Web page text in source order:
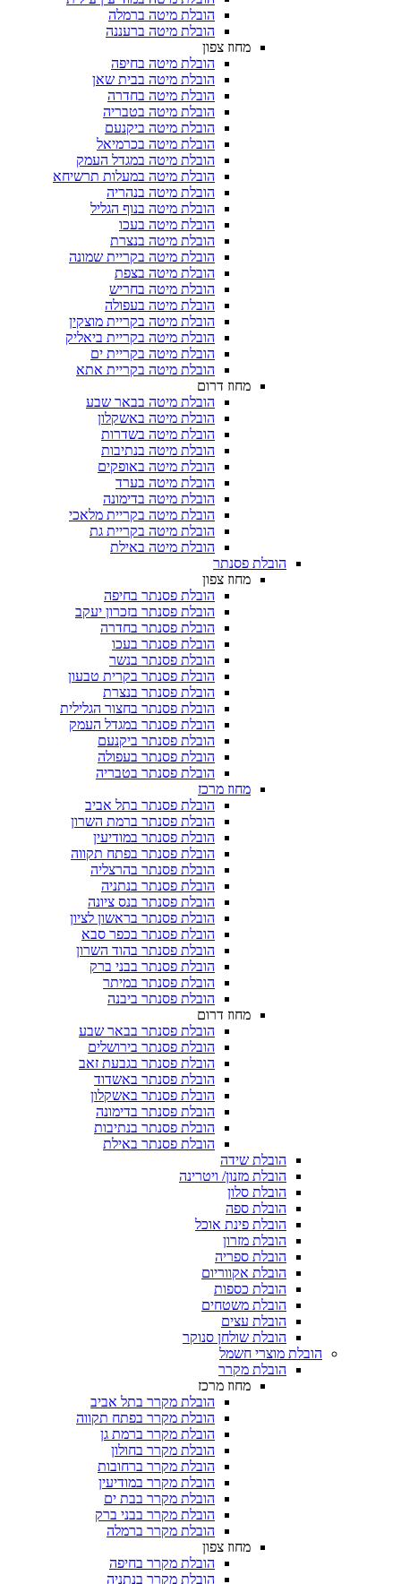
הובלת מיטה ברמלה
הובלת מיטה ברעננה
מחוז צפון
הובלת מיטה בחיפה
הובלת מיטה בבית שאן
הובלת מיטה בחדרה
הובלת מיטה בטבריה
הובלת מיטה ביקנעם
הובלת מיטה בכרמיאל
הובלת מיטה במגדל העמק
הובלת מיטה במעלות תרשיחא
הובלת מיטה בנהריה
הובלת מיטה בנוף הגליל
הובלת מיטה בעכו
הובלת מיטה בנצרת
הובלת מיטה בקריית שמונה
הובלת מיטה בצפת
הובלת מיטה בחריש
הובלת מיטה בעפולה
הובלת מיטה בקריית מוצקין
הובלת מיטה בקריית ביאליק
הובלת מיטה בקריית ים
הובלת מיטה בקריית אתא
מחוז דרום
הובלת מיטה בבאר שבע
הובלת מיטה באשקלון
הובלת מיטה בשדרות
הובלת מיטה בנתיבות
הובלת מיטה באופקים
הובלת מיטה בערד
הובלת מיטה בדימונה
הובלת מיטה בקריית מלאכי
הובלת מיטה בקריית גת
הובלת מיטה באילת
הובלת פסנתר
מחוז צפון
הובלת פסנתר בחיפה
הובלת פסנתר בזכרון יעקב
הובלת פסנתר בחדרה
הובלת פסנתר בעכו
הובלת פסנתר בנשר
הובלת פסנתר בקרית טבעון
הובלת פסנתר בנצרת
הובלת פסנתר בחצור הגלילית
הובלת פסנתר במגדל העמק
הובלת פסנתר ביקנעם
הובלת פסנתר בעפולה
הובלת פסנתר בטבריה
מחוז מרכז
הובלת פסנתר בתל אביב
הובלת פסנתר ברמת השרון
הובלת פסנתר במודיעין
הובלת פסנתר בפתח תקווה
הובלת פסנתר בהרצליה
הובלת פסנתר בנתניה
הובלת פסנתר בנס ציונה
הובלת פסנתר בראשון לציון
הובלת פסנתר בכפר סבא
הובלת פסנתר בהוד השרון
הובלת פסנתר בבני ברק
הובלת פסנתר במיתר
הובלת פסנתר ביבנה
מחוז דרום
הובלת פסנתר בבאר שבע
הובלת פסנתר בירושלים
הובלת פסנתר בגבעת זאב
הובלת פסנתר באשדוד
הובלת פסנתר באשקלון
הובלת פסנתר בדימונה
הובלת פסנתר בנתיבות
הובלת פסנתר באילת
הובלת שידה
הובלת מזנון/ ויטרינה
הובלת סלון
הובלת ספה
הובלת פינת אוכל
הובלת מזרון
הובלת ספריה
הובלת אקווריום
הובלת כספות​
הובלת משטחים​
הובלת עצים​
הובלת שולחן סנוקר​
הובלת מוצרי חשמל
הובלת מקרר​
מחוז מרכז
הובלת מקרר בתל אביב
הובלת מקרר בפתח תקווה
הובלת מקרר ברמת גן
הובלת מקרר בחולון
הובלת מקרר ברחובות
הובלת מקרר במודיעין
הובלת מקרר בבת ים
הובלת מקרר בבני ברק
הובלת מקרר ברמלה
מחוז צפון
הובלת מקרר בחיפה
הובלת מקרר בנתניה